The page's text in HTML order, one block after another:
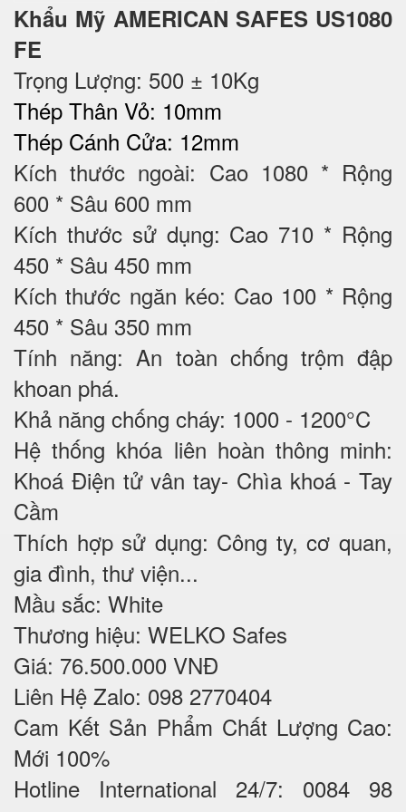
Khẩu Mỹ AMERICAN SAFES US1080
FE
Trọng Lượng: 500 ± 10Kg
Thép Thân Vỏ: 10mm
Thép Cánh Cửa: 12mm
Kích thước ngoài: Cao 1080 * Rộng
600 * Sâu 600 mm
Kích thước sử dụng: Cao 710 * Rộng
450 * Sâu 450 mm
Kích thước ngăn kéo: Cao 100 * Rộng
450 * Sâu 350 mm
Tính năng: An toàn chống trộm đập
khoan phá.
Khả năng chống cháy: 1000 - 1200°C
Hệ thống khóa liên hoàn thông minh:
Khoá Điện tử vân tay- Chìa khoá - Tay
Cầm
Thích hợp sử dụng: Công ty, cơ quan,
gia đình, thư viện...
Mầu sắc: White
Thương hiệu: WELKO Safes
Giá: 76.500.000 VNĐ
Liên Hệ Zalo: 098 2770404
Cam Kết Sản Phẩm Chất Lượng Cao:
Mới 100%
Hotline International 24/7: 0084 98